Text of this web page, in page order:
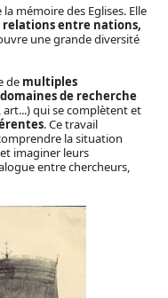
mémoire des Eglises. Elle
relations entre nations,
une grande diversité
de multiples
de recherche
qui se complètent et
. Ce travail
la situation
imaginer leurs
entre chercheurs,